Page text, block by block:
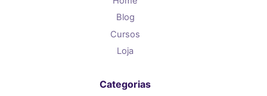
Blog
Cursos
Loja
Categorias